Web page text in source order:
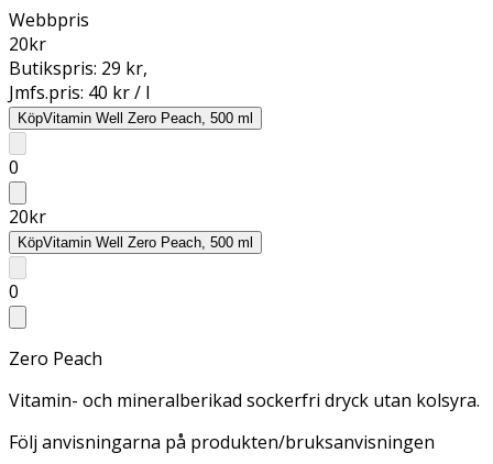
Webbpris
20kr
Butikspris: 29 kr,
Jmfs.pris: 40 kr / l
KöpVitamin Well Zero Peach, 500 ml
0
20kr
KöpVitamin Well Zero Peach, 500 ml
0
Zero Peach
Vitamin- och mineralberikad sockerfri dryck utan kolsyra.
Följ anvisningarna på produkten/bruksanvisningen